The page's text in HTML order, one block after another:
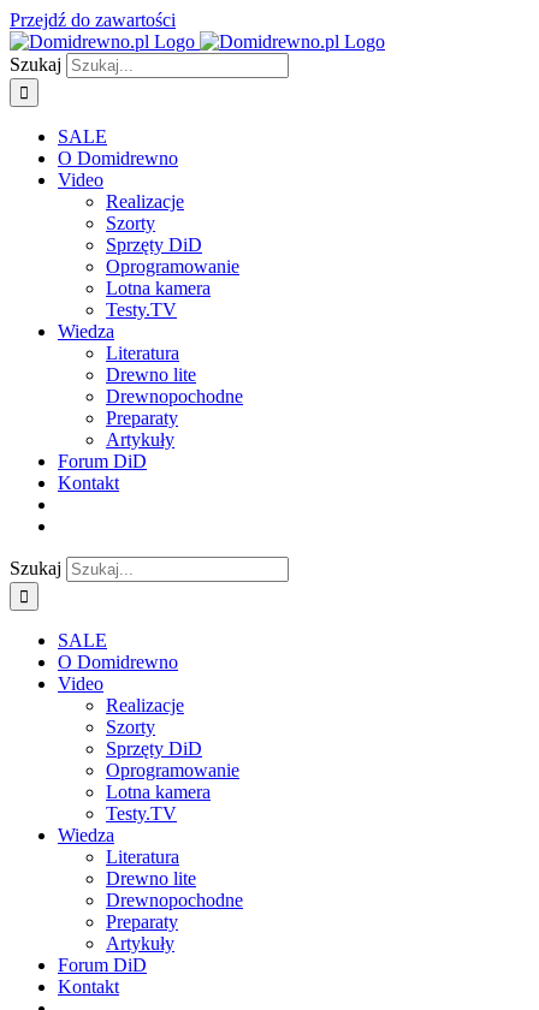
Przejdź do zawartości
Szukaj
SALE
O Domidrewno
Video
Realizacje
Szorty
Sprzęty DiD
Oprogramowanie
Lotna kamera
Testy.TV
Wiedza
Literatura
Drewno lite
Drewnopochodne
Preparaty
Artykuły
Forum DiD
Kontakt
Szukaj
SALE
O Domidrewno
Video
Realizacje
Szorty
Sprzęty DiD
Oprogramowanie
Lotna kamera
Testy.TV
Wiedza
Literatura
Drewno lite
Drewnopochodne
Preparaty
Artykuły
Forum DiD
Kontakt